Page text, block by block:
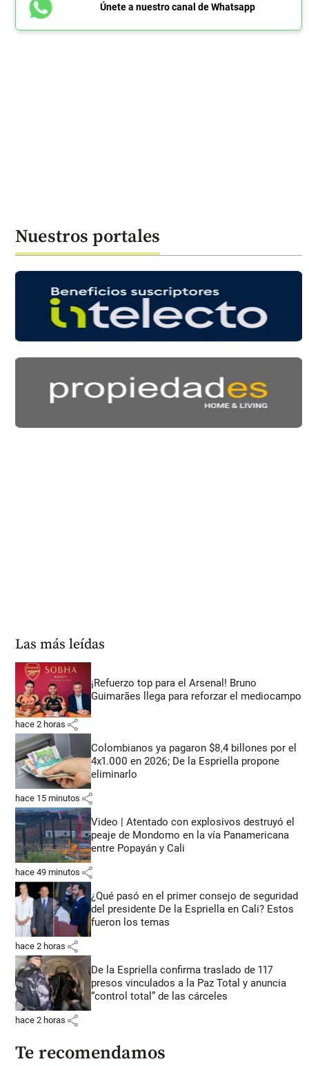
Únete a nuestro canal de Whatsapp
Nuestros portales
Las más leídas
¡Refuerzo top para el Arsenal! Bruno
Guimarães llega para reforzar el mediocampo
hace 2 horas share
Colombianos ya pagaron $8,4 billones por el
4x1.000 en 2026; De la Espriella propone
eliminarlo
hace 15 minutos share
Video | Atentado con explosivos destruyó el
peaje de Mondomo en la vía Panamericana
entre Popayán y Cali
hace 49 minutos share
¿Qué pasó en el primer consejo de seguridad
del presidente De la Espriella en Cali? Estos
fueron los temas
hace 2 horas share
De la Espriella confirma traslado de 117
presos vinculados a la Paz Total y anuncia
“control total” de las cárceles
hace 2 horas share
Te recomendamos